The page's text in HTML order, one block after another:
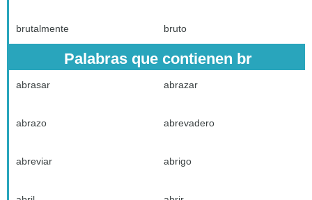
brutalmente bruto
Palabras que contienen br
abrasar abrazar
abrazo abrevadero
abreviar abrigo